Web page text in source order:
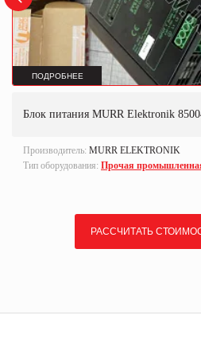
ПОДРОБНЕЕ
Блок питания MURR Elektronik
Производитель: MURR ELEKTRONIK
Тип оборудования: Прочая
РАССЧИТАТЬ